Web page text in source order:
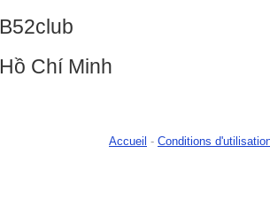
B52club
Hồ Chí Minh
Accueil - Conditions